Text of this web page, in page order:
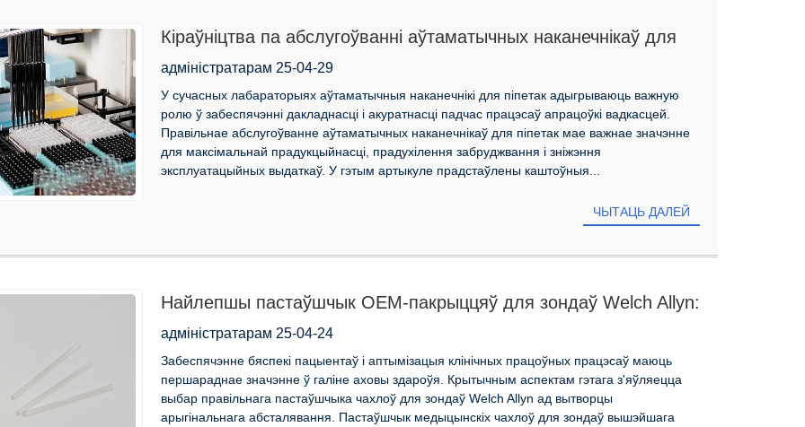
Кіраўніцтва па абслугоўванні аўтаматычных наканечнікаў для
піпетак: падаўжэнне тэрміну службы
адміністратарам 25-04-29
У сучасных лабараторыях аўтаматычныя наканечнікі для піпетак адыгрываюць важную
ролю ў забеспячэнні дакладнасці і акуратнасці падчас працэсаў апрацоўкі вадкасцей.
Правільнае абслугоўванне аўтаматычных наканечнікаў для піпетак мае важнае значэнне
для максімальнай прадукцыйнасці, прадухілення забруджвання і зніжэння
эксплуатацыйных выдаткаў. У гэтым артыкуле прадстаўлены каштоўныя...
ЧЫТАЦЬ ДАЛЕЙ
Найлепшы пастаўшчык OEM-пакрыццяў для зондаў Welch Allyn:
забеспячэнне дасканаласці ў ахове здароўя
адміністратарам 25-04-24
Забеспячэнне бяспекі пацыентаў і аптымізацыя клінічных працоўных працэсаў маюць
першараднае значэнне ў галіне аховы здароўя. Крытычным аспектам гэтага з'яўляецца
выбар правільнага пастаўшчыка чахлоў для зондаў Welch Allyn ад вытворцы
арыгінальнага абсталявання. Пастаўшчык медыцынскіх чахлоў для зондаў вышэйшага